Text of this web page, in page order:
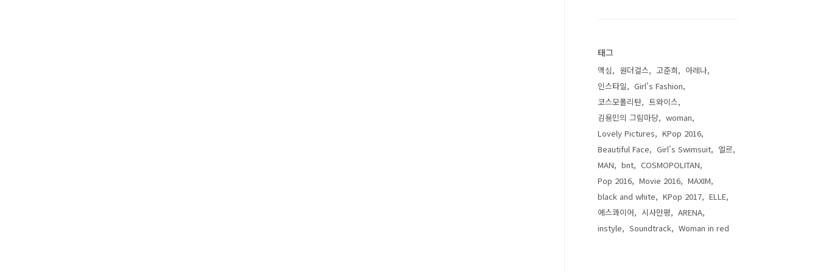
태그
맥심 원더걸스 고준희
아레나
인스타일
Girl's Fashion
코스모폴리탄
트와이스
김용민의 그림마당
woman
Lovely Pictures
KPop 2016
Beautiful Face
Girl's Swimsuit
엘르
MAN
bnt
COSMOPOLITAN
Pop 2016
Movie 2016
MAXIM
black and white
KPop 2017
ELLE
에스콰이어
시사만평
ARENA
instyle
Soundtrack Woman in red